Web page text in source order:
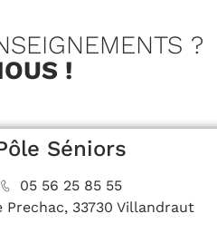
?
!
Séniors
05 56 25 85 55
Prechac, 33730 Villandraut